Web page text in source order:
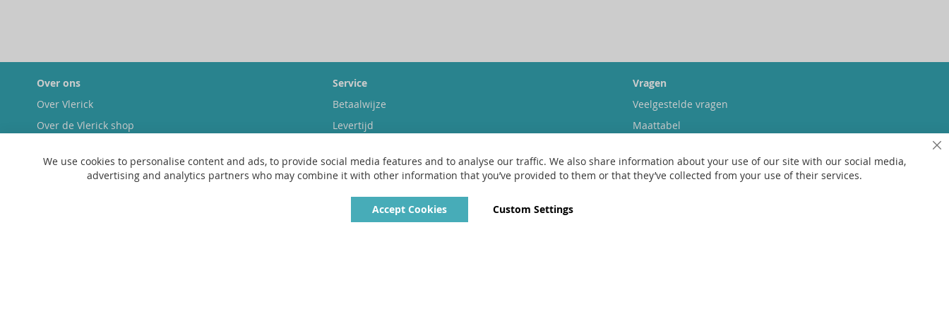
Over ons
Over Vlerick
Over de Vlerick shop
Service
Betaalwijze
Levertijd
Ruilen & retourneren
Vragen
Veelgestelde vragen
Maattabel
Contact
We use cookies to personalise content and ads, to provide social media features and to analyse our traffic. We also share information about your use of our site with our social media,
advertising and analytics partners who may combine it with other information that you’ve provided to them or that they’ve collected from your use of their services.
Accept Cookies Custom Settings